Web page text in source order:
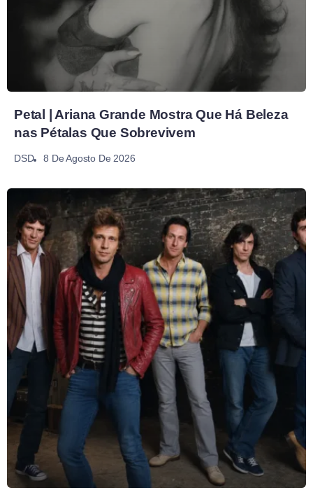
Petal | Ariana Grande Mostra Que Há Beleza
nas Pétalas Que Sobrevivem
DSD 8 De Agosto De 2026